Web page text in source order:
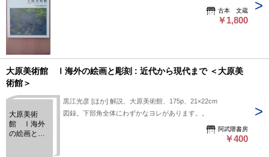
古本 文蔵
￥1,800
大原美術館 Ⅰ海外の絵画と彫刻 : 近代から現代まで ＜大原美
術館＞
大原美術
館 Ⅰ海外
の絵画と彫
黒江光彦 [ほか] 解説、大原美術館、175p、21×22cm
図録。下部角全体にわずかなヨレがあります。。
阿武隈書房
￥400